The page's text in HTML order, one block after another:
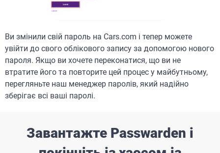
Ви змінили свій пароль на Cars.com і тепер можете
увійти до свого облікового запису за допомогою нового
пароля. Якщо ви хочете переконатися, що ви не
втратите його та повторите цей процес у майбутньому,
перегляньте наш менеджер паролів, який надійно
зберігає всі ваші паролі.
Завантажте Passwarden і